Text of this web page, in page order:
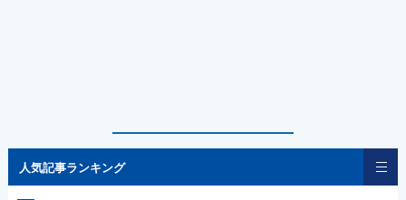
人気記事ランキング